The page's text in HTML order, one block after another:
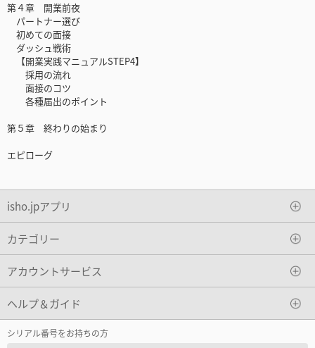
第４章 開業前夜
パートナー選び
初めての面接
ダッシュ戦術
【開業実践マニュアルSTEP4】
採用の流れ
面接のコツ
各種届出のポイント
第５章 終わりの始まり
エピローグ
isho.jpアプリ
カテゴリー
アカウントサービス
ヘルプ＆ガイド
シリアル番号をお持ちの方